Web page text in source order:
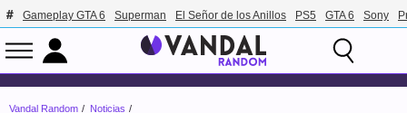
Gameplay GTA 6 Superman El Señor de los Anillos PS5 GTA 6 Sony
Vandal Random Noticias